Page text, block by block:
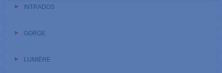
INTRADOS
GORGE
LUMIÈRE